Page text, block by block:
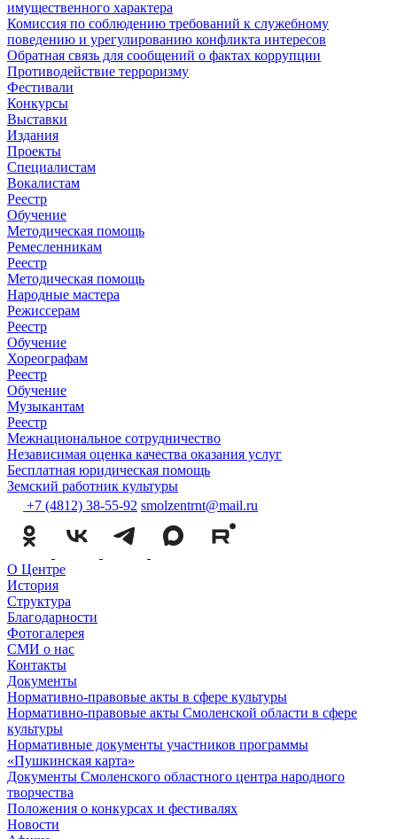
имущественного характера
Комиссия по соблюдению требований к служебному
поведению и урегулированию конфликта интересов
Обратная связь для сообщений о фактах коррупции
Противодействие терроризму
Фестивали
Конкурсы
Выставки
Издания
Проекты
Специалистам
Вокалистам
Реестр
Обучение
Методическая помощь
Ремесленникам
Реестр
Методическая помощь
Народные мастера
Режиссерам
Реестр
Обучение
Хореографам
Реестр
Обучение
Музыкантам
Реестр
Межнациональное сотрудничество
Независимая оценка качества оказания услуг
Бесплатная юридическая помощь
Земский работник культуры
+7 (4812) 38-55-92 smolzentrnt@mail.ru
О Центре
История
Структура
Благодарности
Фотогалерея
СМИ о нас
Контакты
Документы
Нормативно-правовые акты в сфере культуры
Нормативно-правовые акты Смоленской области в сфере
культуры
Нормативные документы участников программы
«Пушкинская карта»
Документы Смоленского областного центра народного
творчества
Положения о конкурсах и фестивалях
Новости